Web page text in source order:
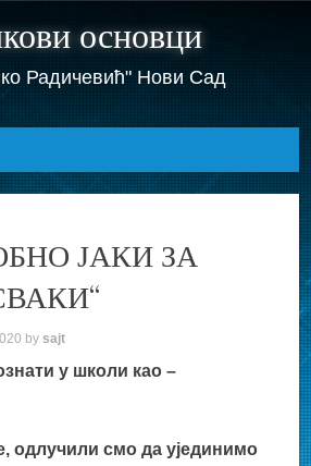
основци
Радичевић" Нови Сад
ЈАКИ ЗА
bysajt
у школи као –
одлучили смо да ујединимо